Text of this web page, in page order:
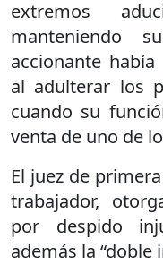
extremos
manteniendo
accionante
al adulterar los
cuando su
venta de uno de
El juez de
trabajador,
por despido
además la “doble